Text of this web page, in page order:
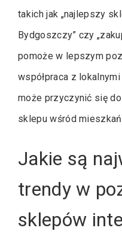
takich jak „najlepszy
Bydgoszczy” czy
pomoże w lepszym
współpraca z
może przyczynić się
sklepu wśród
Jakie są
trendy w
sklepów